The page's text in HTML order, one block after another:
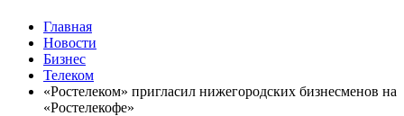
Главная
Новости
Бизнес
Телеком
«Ростелеком» пригласил нижегородских бизнесменов на
«Ростелекофе»